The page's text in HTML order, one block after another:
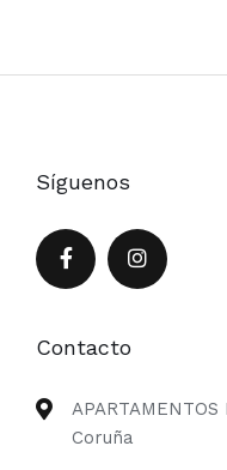
Síguenos
Contacto
Coruña